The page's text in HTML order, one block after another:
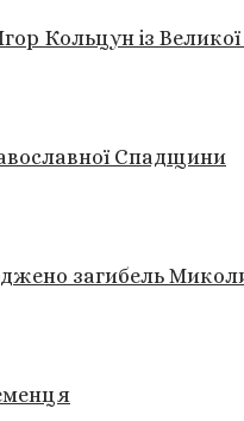
Кольцун із
Спадщини
загибель